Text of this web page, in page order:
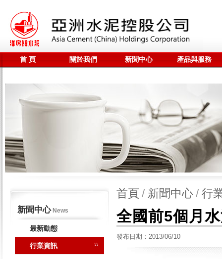
首 頁 關於我們 新聞中心
產品與服務
全站搜尋
新聞中心News
最新動態
行業資訊
首頁 / 新聞中心/行
全國前5個月
發布日期：2013/06/10